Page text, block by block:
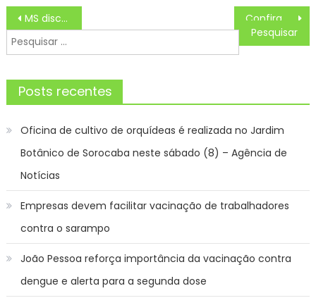
Navegação
de
Post
MS discute com países vizinhos estratégias econômicas e geopolíticas para a Rota Bioceânica
Pesquisar
por:
Posts recentes
Oficina de cultivo de orquídeas é realizada no Jardim
Botânico de Sorocaba neste sábado (8) – Agência de
Notícias
Empresas devem facilitar vacinação de trabalhadores
contra o sarampo
João Pessoa reforça importância da vacinação contra
dengue e alerta para a segunda dose